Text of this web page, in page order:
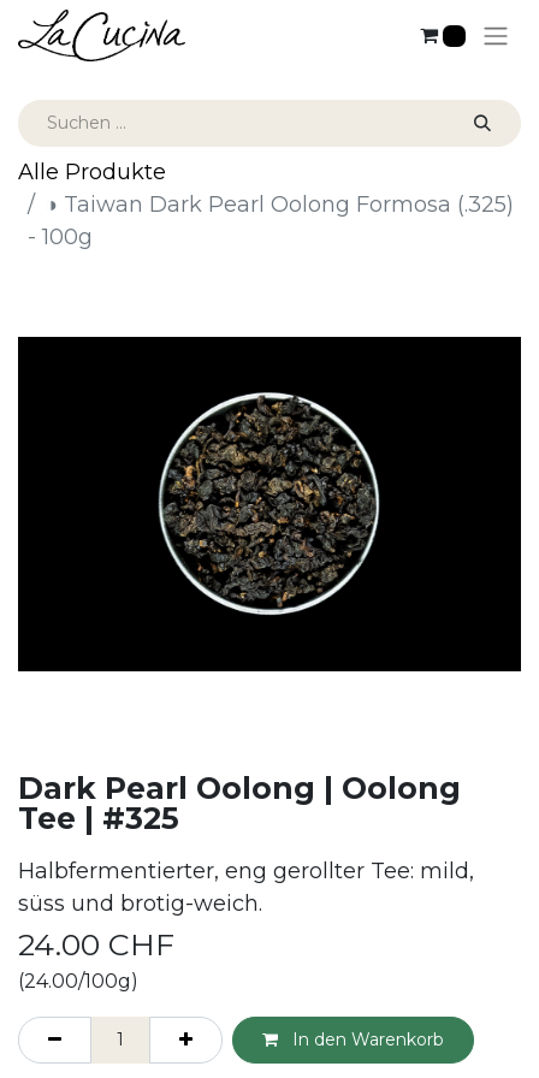
Alle Produkte
◑ Taiwan Dark Pearl Oolong Formosa (.325)
- 100g
Dark Pearl Oolong | Oolong
Tee | #325
Halbfermentierter, eng gerollter Tee: mild,
süss und brotig-weich.
24.00 CHF
(24.00/100g)
In den Warenkorb